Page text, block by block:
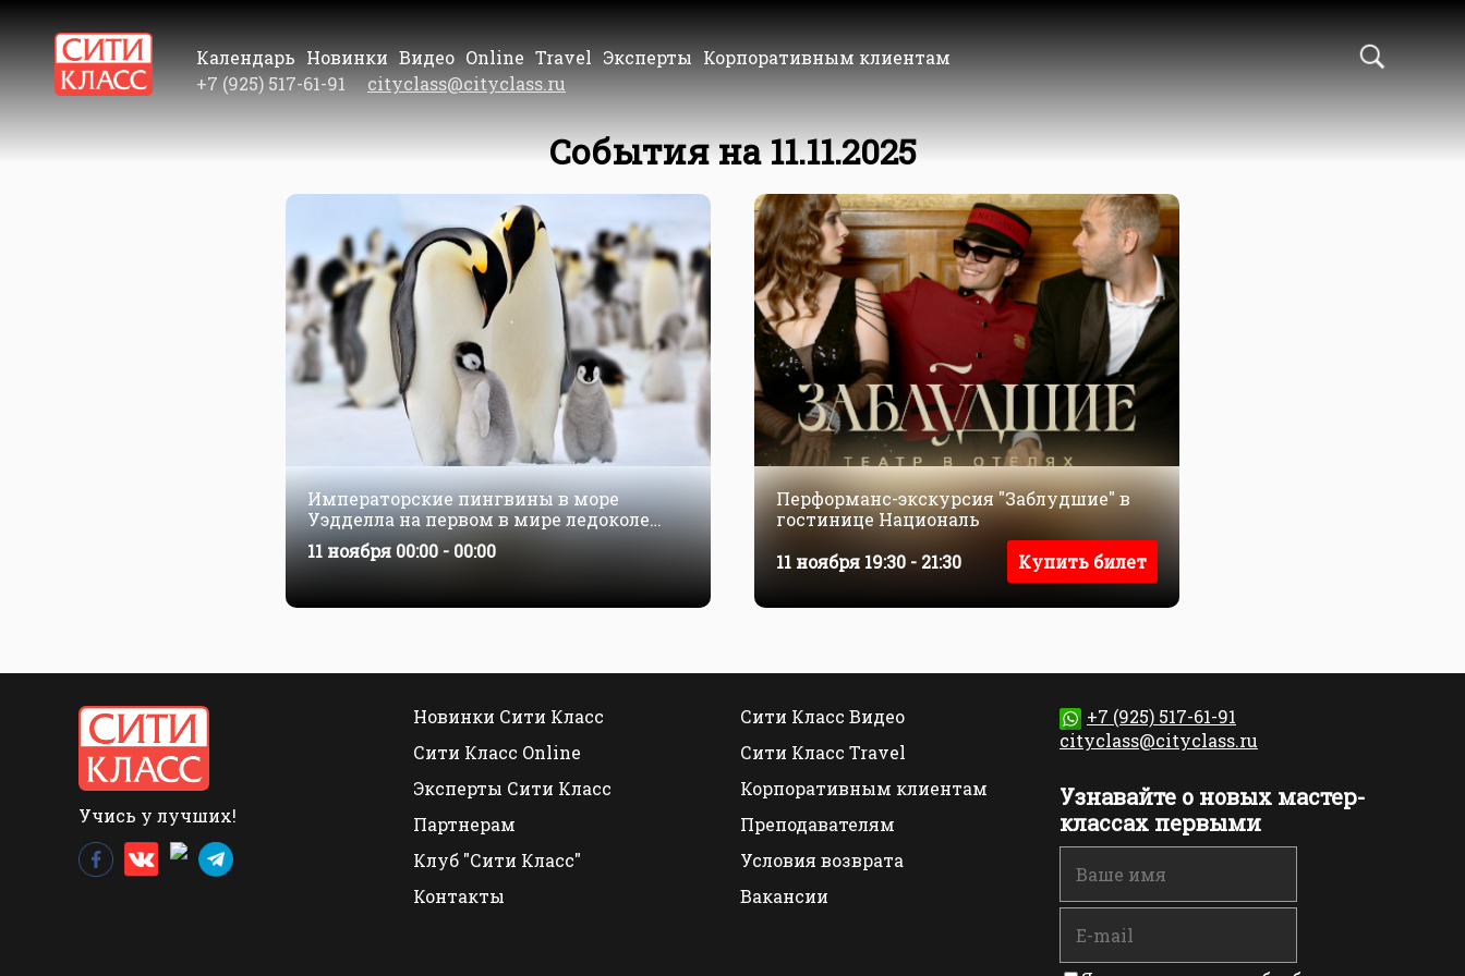
Календарь Новинки Видео Online Travel Эксперты Корпоративным клиентам
+7 (925) 517-61-91
cityclass@cityclass.ru
События на 11.11.2025
Императорские пингвины в море
Уэдделла на первом в мире ледоколе
класса люкс Le Commandant Charcot. 11 —
24 ноября
11 ноября 00:00 - 00:00
Перформанс-экскурсия "Заблудшие" в
гостинице Националь
11 ноября 19:30 - 21:30
Купить билет
Учись у лучших!
Новинки Сити Класс
Сити Класс Видео
Сити Класс Online
Сити Класс Travel
Эксперты Сити Класс
Корпоративным клиентам
Партнерам
Преподавателям
Клуб "Сити Класс"
Условия возврата
Контакты
Вакансии
+7 (925) 517-61-91
cityclass@cityclass.ru
Узнавайте о новых мастер-
классах первыми